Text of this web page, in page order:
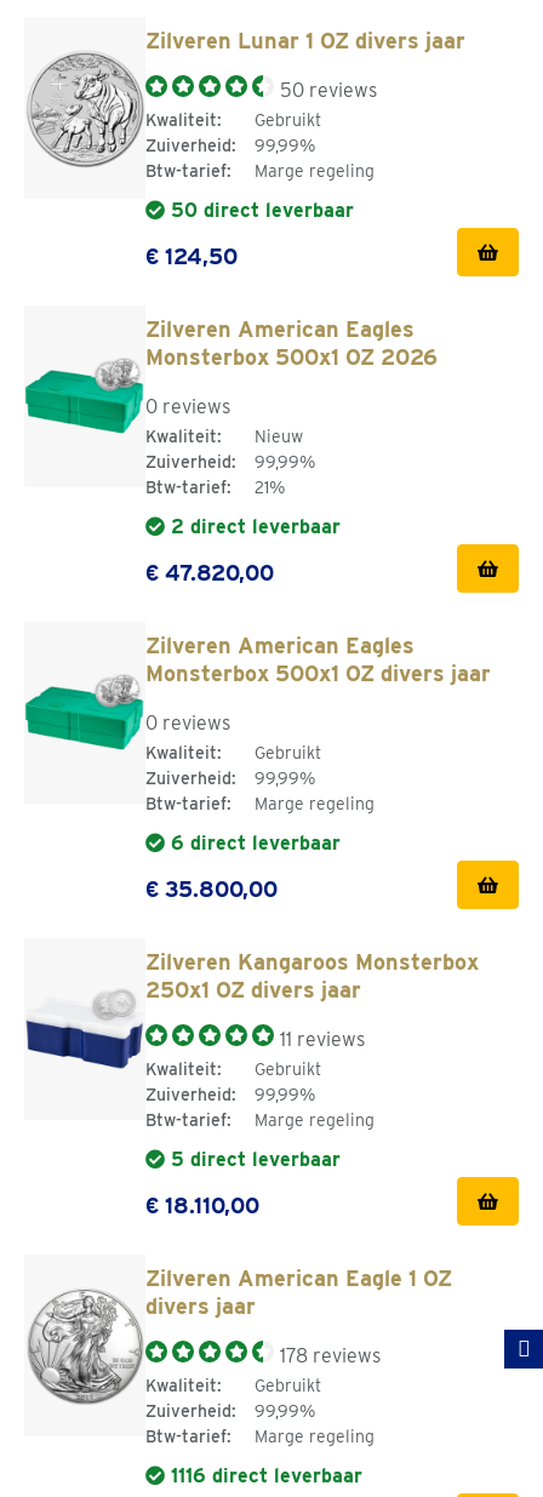
Zilveren Lunar 1 OZ divers jaar
50 reviews
Kwaliteit:
Gebruikt
Zuiverheid:
99,99%
Btw-tarief:
Marge regeling
50 direct leverbaar
€ 124,50
Zilveren American Eagles
Monsterbox 500x1 OZ 2026
0 reviews
Kwaliteit:
Nieuw
Zuiverheid:
99,99%
Btw-tarief:
21%
2 direct leverbaar
€ 47.820,00
Zilveren American Eagles
Monsterbox 500x1 OZ divers jaar
0 reviews
Kwaliteit:
Gebruikt
Zuiverheid:
99,99%
Btw-tarief:
Marge regeling
6 direct leverbaar
€ 35.800,00
Zilveren Kangaroos Monsterbox
250x1 OZ divers jaar
11 reviews
Kwaliteit:
Gebruikt
Zuiverheid:
99,99%
Btw-tarief:
Marge regeling
5 direct leverbaar
€ 18.110,00
Zilveren American Eagle 1 OZ
divers jaar
178 reviews
Kwaliteit:
Gebruikt
Zuiverheid:
99,99%
Btw-tarief:
Marge regeling
1116 direct leverbaar